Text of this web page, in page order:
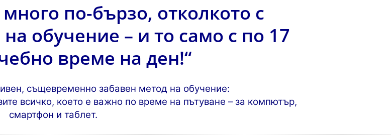
по-бързо, отколкото с
обучение – и то само с по 17
време на ден!“
същевременно забавен метод на обучение:
всичко, което е важно по време на пътуване – за компютър,
смартфон и таблет.